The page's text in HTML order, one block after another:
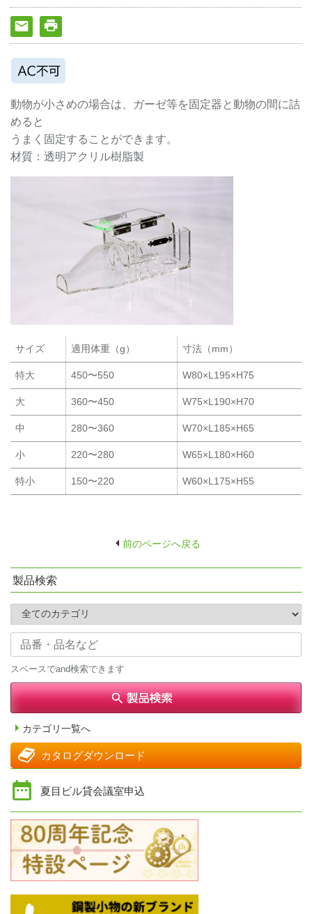
動物が小さめの場合は、ガーゼ等を固定器と動物の間に詰
めると
うまく固定することができます。
材質：透明アクリル樹脂製
サイズ 適用体重（g） 寸法（mm）
特大 450〜550 W80×L195×H75
大 360〜450 W75×L190×H70
中 280〜360 W70×L185×H65
小 220〜280 W65×L180×H60
特小 150〜220 W60×L175×H55
前のページへ戻る
製品検索
スペースでand検索できます
カテゴリ一覧へ
カタログダウンロード
夏目ビル貸会議室申込